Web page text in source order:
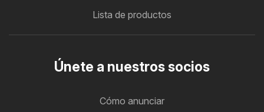
Lista de productos
Únete a nuestros socios
Cómo anunciar